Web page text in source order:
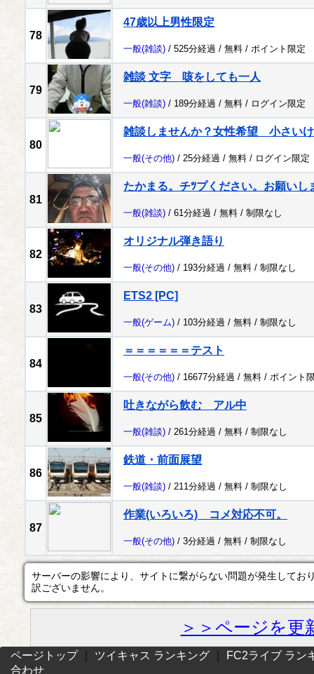
78
47歳以上男性限定
一般(雑談) / 525分経過 / 無料 / ポイント限定
79
雑談 文字 咳をしても一人
一般(雑談) / 189分経過 / 無料 / ログイン限定
80
雑談しませんか？女性希望 小さい
一般(その他) / 25分経過 / 無料 / ログイン限定
81
たかまる。チﾂプください。お願いし
一般(雑談) / 61分経過 / 無料 / 制限なし
82
オリジナル弾き語り
一般(その他) / 193分経過 / 無料 / 制限なし
83
ETS2 [PC]
一般(ゲーム) / 103分経過 / 無料 / 制限なし
84
＝＝＝＝＝＝テスト
一般(その他) / 16677分経過 / 無料 / ポイント
85
吐きながら飲む アル中
一般(雑談) / 261分経過 / 無料 / 制限なし
86
鉄道・前面展望
一般(雑談) / 211分経過 / 無料 / 制限なし
87
作業(いろいろ) コメ対応不可。
一般(その他) / 3分経過 / 無料 / 制限なし
サーバーの影響により、サイトに繋がらない問題が発生してお
訳ございません。
＞＞ページを更
ページトップ｜ ツイキャス ランキング
FC2ライブ ラン
合わせ